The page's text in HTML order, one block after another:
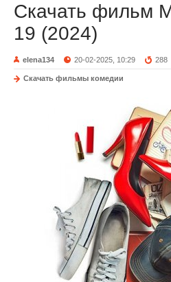
Скачать фильм
19 (2024)
elena134 20-02-2025, 10:29 288
Скачать фильмы комедии